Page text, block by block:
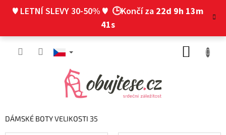
♥ LETNÍ SLEVY 30-50% ♥ 🕒Končí za 22d 9h 13m
41s
DÁMSKÉ BOTY VELIKOSTI 35